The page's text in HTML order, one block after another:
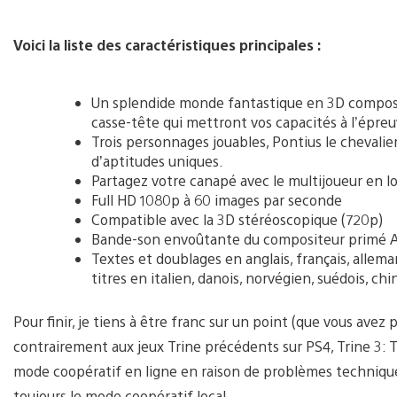
Voici la liste des caractéristiques principales :
Un splendide monde fantastique en 3D
casse-tête qui mettront vos capacités à
Trois personnages jouables, Pontius le
d’aptitudes uniques.
Partagez votre canapé avec le multijoueur en
Full HD 1080p à 60 images par seconde
Compatible avec la 3D stéréoscopique (720p)
Bande-son envoûtante du compositeur primé
Textes et doublages en anglais, français,
titres en italien, danois, norvégien, suédois,
Pour finir, je tiens à être franc sur un point (que vous avez
contrairement aux jeux Trine précédents sur PS4, Trine
mode coopératif en ligne en raison de problèmes